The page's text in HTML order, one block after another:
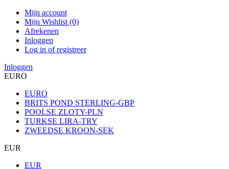
Mijn account
Mijn Wishlist (0)
Afrekenen
Inloggen
Log in of registreer
Inloggen
EURO
EURO
BRITS POND STERLING-GBP
POOLSE ZLOTY-PLN
TURKSE LIRA-TRY
ZWEEDSE KROON-SEK
EUR
EUR